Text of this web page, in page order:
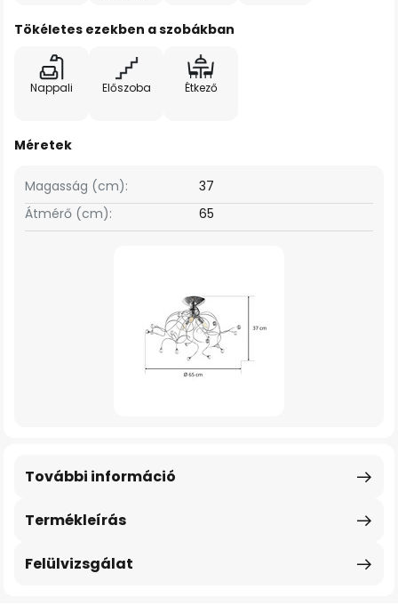
Tökéletes ezekben a szobákban
Nappali Előszoba Étkező
Méretek
Magasság (cm):
37
Átmérő (cm):
65
Termékleírás
További információ
Felülvizsgálat